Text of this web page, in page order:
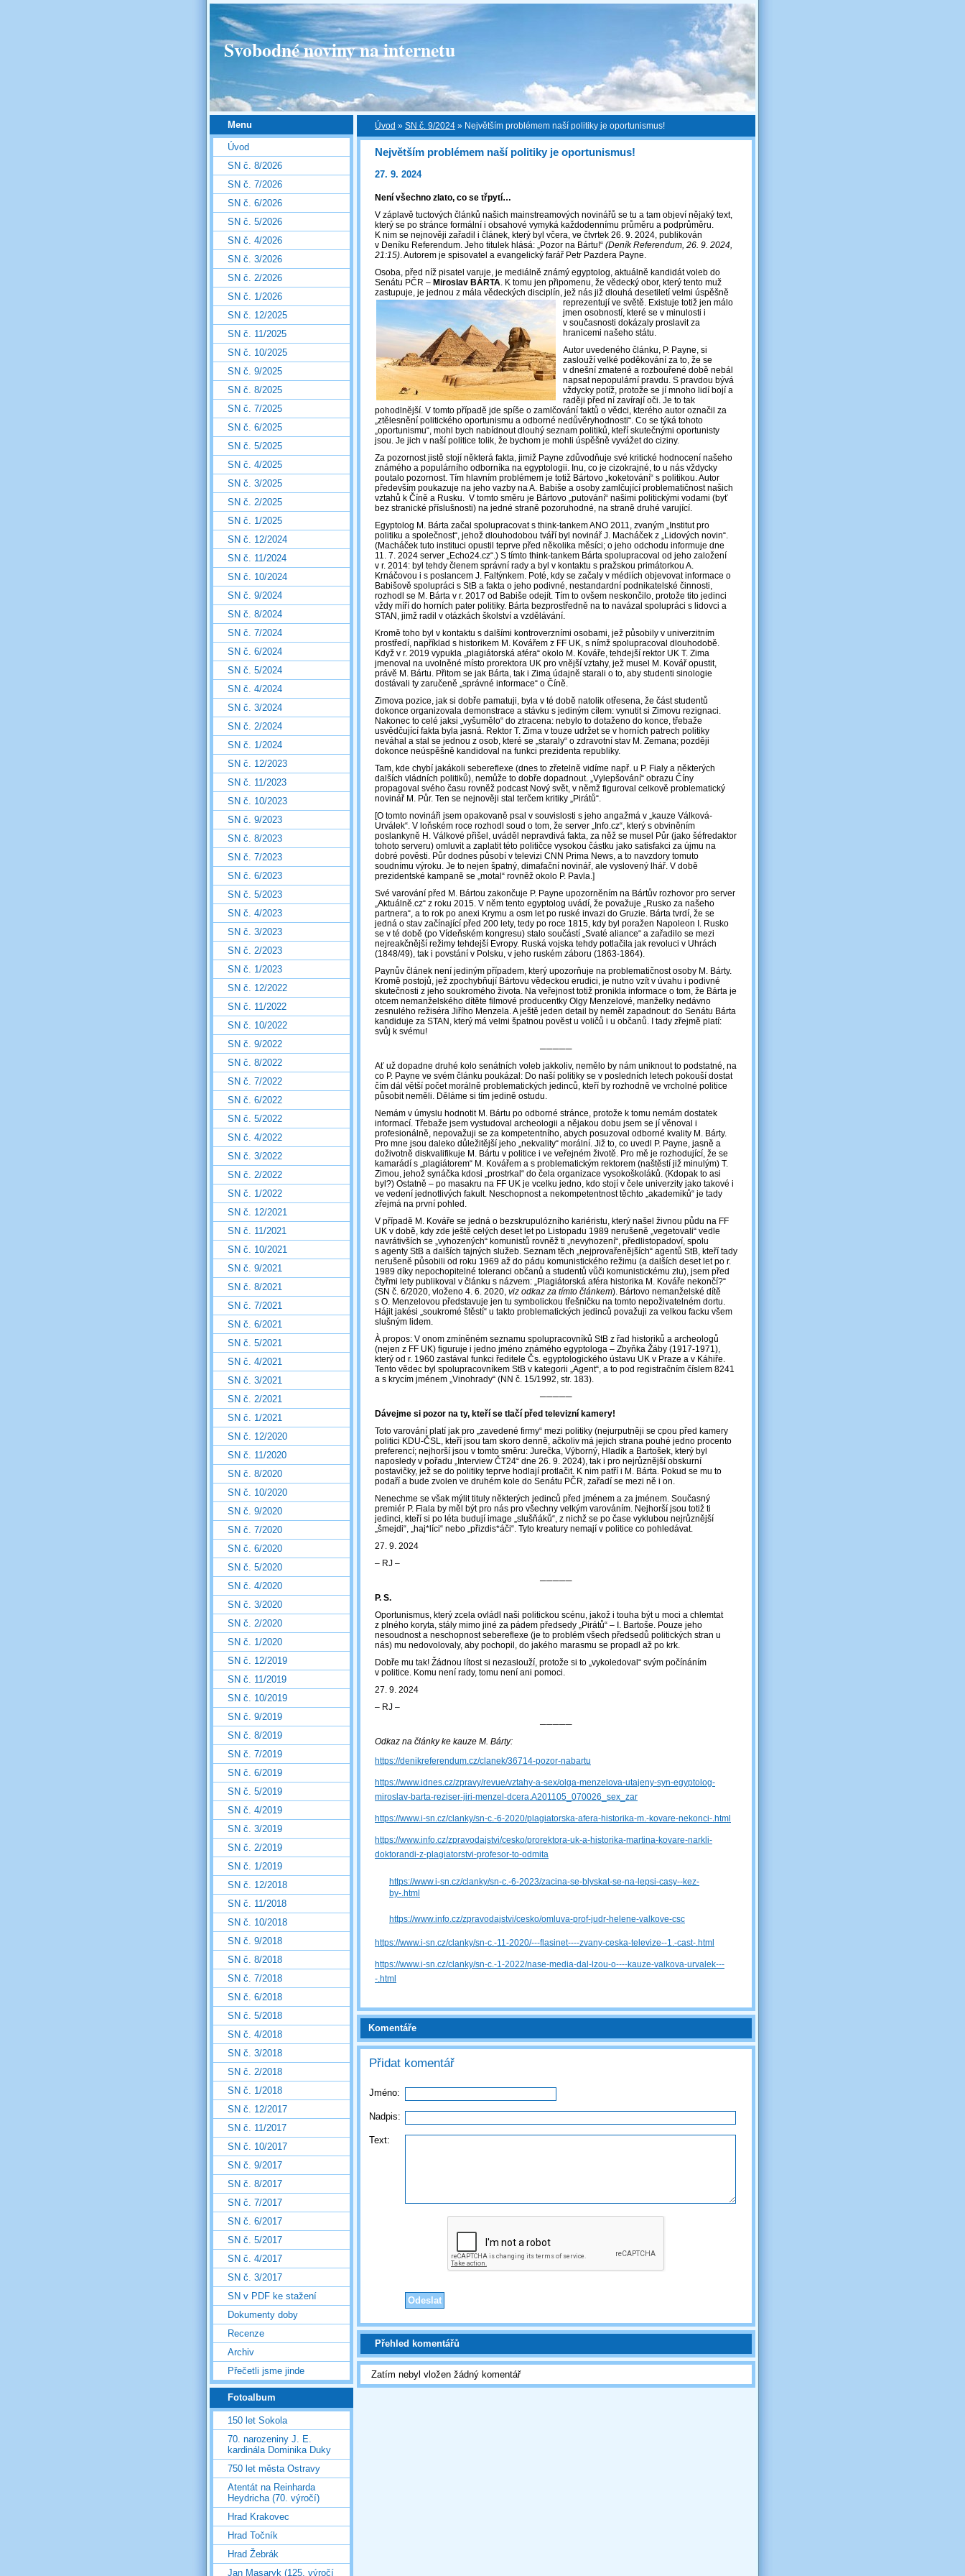
Svobodné noviny na internetu
Úvod » SN č. 9/2024 » Největším problémem naší politiky je oportunismus!
Největším problémem naší politiky je oportunismus!
27. 9. 2024
Není všechno zlato, co se třpytí…
V záplavě tuctových článků našich mainstreamových novinářů se tu a tam objeví nějaký text,
který se po stránce formální i obsahové vymyká každodennímu průměru a podprůměru.
K nim se nejnověji zařadil i článek, který byl včera, ve čtvrtek 26. 9. 2024, publikován
v Deníku Referendum. Jeho titulek hlásá: „Pozor na Bártu!“ (Deník Referendum, 26. 9. 2024,
21:15). Autorem je spisovatel a evangelický farář Petr Pazdera Payne.
Osoba, před níž pisatel varuje, je mediálně známý egyptolog, aktuálně kandidát voleb do
Senátu PČR – Miroslav BÁRTA. K tomu jen připomenu, že vědecký obor, který tento muž
zastupuje, je jednou z mála vědeckých disciplín, jež nás již dlouhá desetiletí velmi úspěšně
reprezentují ve světě. Existuje totiž jen málo
jmen osobností, které se v minulosti i
v současnosti dokázaly proslavit za
hranicemi našeho státu.
Autor uvedeného článku, P. Payne, si
zaslouží velké poděkování za to, že se
v dnešní zmatené a rozbouřené době nebál
napsat nepopulární pravdu. S pravdou bývá
vždycky potíž, protože se jí mnoho lidí bojí a
raději před ní zavírají oči. Je to tak
pohodlnější. V tomto případě jde spíše o zamlčování faktů o vědci, kterého autor označil za
„ztělesnění politického oportunismu a odborné nedůvěryhodnosti“. Co se týká tohoto
„oportunismu“, mohl bych nabídnout dlouhý seznam politiků, kteří skutečnými oportunisty
jsou. Je jich v naší politice tolik, že bychom je mohli úspěšně vyvážet do ciziny.
Za pozornost jistě stojí některá fakta, jimiž Payne zdůvodňuje své kritické hodnocení našeho
známého a populárního odborníka na egyptologii. Inu, co je cizokrajné, to u nás vždycky
poutalo pozornost. Tím hlavním problémem je totiž Bártovo „koketování“ s politikou. Autor
především poukazuje na jeho vazby na A. Babiše a osoby zamlčující problematičnost našich
vztahů k Číně a Rusku. V tomto směru je Bártovo „putování“ našimi politickými vodami (byť
bez stranické příslušnosti) na jedné straně pozoruhodné, na straně druhé varující.
Egyptolog M. Bárta začal spolupracovat s think-tankem ANO 2011, zvaným „Institut pro
politiku a společnost“, jehož dlouhodobou tváří byl novinář J. Macháček z „Lidových novin“.
(Macháček tuto instituci opustil teprve před několika měsíci; o jeho odchodu informuje dne
11. 7. 2024 server „Echo24.cz“.) S tímto think-tankem Bárta spolupracoval od jeho založení
v r. 2014: byl tehdy členem správní rady a byl v kontaktu s pražskou primátorkou A.
Krnáčovou i s poslancem J. Faltýnkem. Poté, kdy se začaly v médiích objevovat informace o
Babišově spolupráci s StB a fakta o jeho podivné, nestandardní podnikatelské činnosti,
rozhodl se M. Bárta v r. 2017 od Babiše odejít. Tím to ovšem neskončilo, protože tito jedinci
vždy míří do horních pater politiky. Bárta bezprostředně na to navázal spolupráci s lidovci a
STAN, jimž radil v otázkách školství a vzdělávání.
Kromě toho byl v kontaktu s dalšími kontroverzními osobami, jež působily v univerzitním
prostředí, například s historikem M. Kovářem z FF UK, s nímž spolupracoval dlouhodobě.
Když v r. 2019 vypukla „plagiátorská aféra“ okolo M. Kováře, tehdejší rektor UK T. Zima
jmenoval na uvolněné místo prorektora UK pro vnější vztahy, jež musel M. Kovář opustit,
právě M. Bártu. Přitom se jak Bárta, tak i Zima údajně starali o to, aby studenti sinologie
dostávali ty zaručeně „správné informace“ o Číně.
Zimova pozice, jak si dobře pamatuji, byla v té době natolik otřesena, že část studentů
dokonce organizovala demonstrace a stávku s jediným cílem: vynutit si Zimovu rezignaci.
Nakonec to celé jaksi „vyšumělo“ do ztracena: nebylo to dotaženo do konce, třebaže
usvědčující fakta byla jasná. Rektor T. Zima v touze udržet se v horních patrech politiky
neváhal a stal se jednou z osob, které se „staraly“ o zdravotní stav M. Zemana; později
dokonce neúspěšně kandidoval na funkci prezidenta republiky.
Tam, kde chybí jakákoli sebereflexe (dnes to zřetelně vidíme např. u P. Fialy a některých
dalších vládních politiků), nemůže to dobře dopadnout. „Vylepšování“ obrazu Číny
propagoval svého času rovněž podcast Nový svět, v němž figuroval celkově problematický
novinář M. Půr. Ten se nejnověji stal terčem kritiky „Pirátů“.
[O tomto novináři jsem opakovaně psal v souvislosti s jeho angažmá v „kauze Válková-
Urválek“. V loňském roce rozhodl soud o tom, že server „Info.cz“, který s obviněním
poslankyně H. Válkové přišel, uváděl nepravdivá fakta, za něž se musel Půr (jako šéfredaktor
tohoto serveru) omluvit a zaplatit této političce vysokou částku jako satisfakci za újmu na
dobré pověsti. Půr dodnes působí v televizi CNN Prima News, a to navzdory tomuto
soudnímu výroku. Je to nejen špatný, dimafační novinář, ale vyslovený lhář. V době
prezidentské kampaně se „motal“ rovněž okolo P. Pavla.]
Své varování před M. Bártou zakončuje P. Payne upozorněním na Bártův rozhovor pro server
„Aktuálně.cz“ z roku 2015. V něm tento egyptolog uvádí, že považuje „Rusko za našeho
partnera“, a to rok po anexi Krymu a osm let po ruské invazi do Gruzie. Bárta tvrdí, že se
jedná o stav začínající před 200 lety, tedy po roce 1815, kdy byl poražen Napoleon I. Rusko
se v té době (po Vídeňském kongresu) stalo součástí „Svaté aliance“ a zařadilo se mezi
nejreakčnější režimy tehdejší Evropy. Ruská vojska tehdy potlačila jak revoluci v Uhrách
(1848/49), tak i povstání v Polsku, v jeho ruském záboru (1863-1864).
Paynův článek není jediným případem, který upozorňuje na problematičnost osoby M. Bárty.
Kromě postojů, jež zpochybňují Bártovu vědeckou erudici, je nutno vzít v úvahu i podivné
skutečnosti z jeho soukromého života. Na veřejnost totiž pronikla informace o tom, že Bárta je
otcem nemanželského dítěte filmové producentky Olgy Menzelové, manželky nedávno
zesnulého režiséra Jiřího Menzela. A ještě jeden detail by neměl zapadnout: do Senátu Bárta
kandiduje za STAN, který má velmi špatnou pověst u voličů i u občanů. I tady zřejmě platí:
svůj k svému!
─────
Ať už dopadne druhé kolo senátních voleb jakkoliv, nemělo by nám uniknout to podstatné, na
co P. Payne ve svém článku poukázal: Do naší politiky se v posledních letech pokouší dostat
čím dál větší počet morálně problematických jedinců, kteří by rozhodně ve vrcholné politice
působit neměli. Děláme si tím jedině ostudu.
Nemám v úmyslu hodnotit M. Bártu po odborné stránce, protože k tomu nemám dostatek
informací. Třebaže jsem vystudoval archeologii a nějakou dobu jsem se jí věnoval i
profesionálně, nepovažuji se za kompetentního, abych posuzoval odborné kvality M. Bárty.
Pro mne jsou daleko důležitější jeho „nekvality“ morální. Již to, co uvedl P. Payne, jasně a
doživotně diskvalifikuje M. Bártu v politice i ve veřejném životě. Pro mě je rozhodující, že se
kamarádí s „plagiátorem“ M. Kovářem a s problematickým rektorem (naštěstí již minulým) T.
Zimou, jehož synáčka kdosi „prostrkal“ do čela organizace vysokoškoláků. (Kdopak to asi
byl?) Ostatně – po masakru na FF UK je vcelku jedno, kdo stojí v čele univerzity jako takové i
ve vedení jednotlivých fakult. Neschopnost a nekompetentnost těchto „akademiků“ je tady
zřejmá na první pohled.
V případě M. Kováře se jedná o bezskrupulózního kariéristu, který našel živnou půdu na FF
UK v době, kdy zde ještě celých deset let po Listopadu 1989 nerušeně „vegetovali“ vedle
navrátivších se „vyhozených“ komunistů rovněž ti „nevyhození“, předlistopadoví, spolu
s agenty StB a dalších tajných služeb. Seznam těch „nejprovařenějších“ agentů StB, kteří tady
nerušeně působili od roku 1969 až do pádu komunistického režimu (a dalších deset let po r.
1989 díky nepochopitelné toleranci občanů a studentů vůči komunistickému zlu), jsem před
čtyřmi lety publikoval v článku s názvem: „Plagiátorská aféra historika M. Kováře nekončí?“
(SN č. 6/2020, vloženo 4. 6. 2020, viz odkaz za tímto článkem). Bártovo nemanželské dítě
s O. Menzelovou představuje jen tu symbolickou třešničku na tomto nepoživatelném dortu.
Hájit jakési „soukromé štěstí“ u takto problematických jedinců považuji za velkou facku všem
slušným lidem.
À propos: V onom zmíněném seznamu spolupracovníků StB z řad historiků a archeologů
(nejen z FF UK) figuruje i jedno jméno známého egyptologa – Zbyňka Žáby (1917-1971),
který od r. 1960 zastával funkci ředitele Čs. egyptologického ústavu UK v Praze a v Káhiře.
Tento vědec byl spolupracovníkem StB v kategorii „Agent“, a to pod registračním číslem 8241
a s krycím jménem „Vinohrady“ (NN č. 15/1992, str. 183).
─────
Dávejme si pozor na ty, kteří se tlačí před televizní kamery!
Toto varování platí jak pro „zavedené firmy“ mezi politiky (nejurputněji se cpou před kamery
politici KDU-ČSL, kteří jsou tam skoro denně, ačkoliv má jejich strana pouhé jedno procento
preferencí; nejhorší jsou v tomto směru: Jurečka, Výborný, Hladík a Bartošek, který byl
naposledy v pořadu „Interview ČT24“ dne 26. 9. 2024), tak i pro nejrůznější obskurní
postavičky, jež se do politiky teprve hodlají protlačit. K nim patří i M. Bárta. Pokud se mu to
podaří a bude zvolen ve druhém kole do Senátu PČR, zařadí se mezi ně i on.
Nenechme se však mýlit tituly některých jedinců před jménem a za jménem. Současný
premiér P. Fiala by měl být pro nás pro všechny velkým varováním. Nejhorší jsou totiž ti
jedinci, kteří si po léta budují image „slušňáků“, z nichž se po čase vyklubou nejrůznější
„šmejdi“, „haj*líci“ nebo „přizdis*áči“. Tyto kreatury nemají v politice co pohledávat.
27. 9. 2024
‒ RJ ‒
─────
P. S.
Oportunismus, který zcela ovládl naši politickou scénu, jakož i touha být u moci a chlemtat
z plného koryta, stály mimo jiné za pádem předsedy „Pirátů“ – I. Bartoše. Pouze jeho
nesoudnost a neschopnost sebereflexe (je to problém všech předsedů politických stran u
nás) mu nedovolovaly, aby pochopil, do jakého marasmu se propadl až po krk.
Dobře mu tak! Žádnou lítost si nezaslouží, protože si to „vykoledoval“ svým počínáním
v politice. Komu není rady, tomu není ani pomoci.
27. 9. 2024
‒ RJ ‒
─────
Odkaz na články ke kauze M. Bárty:
https://denikreferendum.cz/clanek/36714-pozor-nabartu
https://www.idnes.cz/zpravy/revue/vztahy-a-sex/olga-menzelova-utajeny-syn-egyptolog-
miroslav-barta-reziser-jiri-menzel-dcera.A201105_070026_sex_zar
https://www.i-sn.cz/clanky/sn-c.-6-2020/plagiatorska-afera-historika-m.-kovare-nekonci-.html
https://www.info.cz/zpravodajstvi/cesko/prorektora-uk-a-historika-martina-kovare-narkli-
doktorandi-z-plagiatorstvi-profesor-to-odmita
https://www.i-sn.cz/clanky/sn-c.-6-2023/zacina-se-blyskat-se-na-lepsi-casy--kez-
by-.html
https://www.info.cz/zpravodajstvi/cesko/omluva-prof-judr-helene-valkove-csc
https://www.i-sn.cz/clanky/sn-c.-11-2020/---flasinet----zvany-ceska-televize--1.-cast-.html
https://www.i-sn.cz/clanky/sn-c.-1-2022/nase-media-dal-lzou-o----kauze-valkova-urvalek---
-.html
Komentáře
Přidat komentář
Jméno:
Nadpis:
Text:
Přehled komentářů
Zatím nebyl vložen žádný komentář
Menu
Úvod
SN č. 8/2026
SN č. 7/2026
SN č. 6/2026
SN č. 5/2026
SN č. 4/2026
SN č. 3/2026
SN č. 2/2026
SN č. 1/2026
SN č. 12/2025
SN č. 11/2025
SN č. 10/2025
SN č. 9/2025
SN č. 8/2025
SN č. 7/2025
SN č. 6/2025
SN č. 5/2025
SN č. 4/2025
SN č. 3/2025
SN č. 2/2025
SN č. 1/2025
SN č. 12/2024
SN č. 11/2024
SN č. 10/2024
SN č. 9/2024
SN č. 8/2024
SN č. 7/2024
SN č. 6/2024
SN č. 5/2024
SN č. 4/2024
SN č. 3/2024
SN č. 2/2024
SN č. 1/2024
SN č. 12/2023
SN č. 11/2023
SN č. 10/2023
SN č. 9/2023
SN č. 8/2023
SN č. 7/2023
SN č. 6/2023
SN č. 5/2023
SN č. 4/2023
SN č. 3/2023
SN č. 2/2023
SN č. 1/2023
SN č. 12/2022
SN č. 11/2022
SN č. 10/2022
SN č. 9/2022
SN č. 8/2022
SN č. 7/2022
SN č. 6/2022
SN č. 5/2022
SN č. 4/2022
SN č. 3/2022
SN č. 2/2022
SN č. 1/2022
SN č. 12/2021
SN č. 11/2021
SN č. 10/2021
SN č. 9/2021
SN č. 8/2021
SN č. 7/2021
SN č. 6/2021
SN č. 5/2021
SN č. 4/2021
SN č. 3/2021
SN č. 2/2021
SN č. 1/2021
SN č. 12/2020
SN č. 11/2020
SN č. 8/2020
SN č. 10/2020
SN č. 9/2020
SN č. 7/2020
SN č. 6/2020
SN č. 5/2020
SN č. 4/2020
SN č. 3/2020
SN č. 2/2020
SN č. 1/2020
SN č. 12/2019
SN č. 11/2019
SN č. 10/2019
SN č. 9/2019
SN č. 8/2019
SN č. 7/2019
SN č. 6/2019
SN č. 5/2019
SN č. 4/2019
SN č. 3/2019
SN č. 2/2019
SN č. 1/2019
SN č. 12/2018
SN č. 11/2018
SN č. 10/2018
SN č. 9/2018
SN č. 8/2018
SN č. 7/2018
SN č. 6/2018
SN č. 5/2018
SN č. 4/2018
SN č. 3/2018
SN č. 2/2018
SN č. 1/2018
SN č. 12/2017
SN č. 11/2017
SN č. 10/2017
SN č. 9/2017
SN č. 8/2017
SN č. 7/2017
SN č. 6/2017
SN č. 5/2017
SN č. 4/2017
SN č. 3/2017
SN v PDF ke stažení
Dokumenty doby
Recenze
Archiv
Přečetli jsme jinde
Fotoalbum
150 let Sokola
70. narozeniny J. E.
kardinála Dominika Duky
750 let města Ostravy
Atentát na Reinharda
Heydricha (70. výročí)
Hrad Krakovec
Hrad Točník
Hrad Žebrák
Jan Masaryk (125. výročí